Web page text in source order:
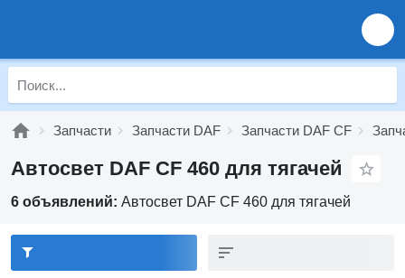
Запчасти Запчасти DAF Запчасти DAF CF
Автосвет DAF CF 460 для тягачей
6 объявлений: Автосвет DAF CF 460 для тягачей